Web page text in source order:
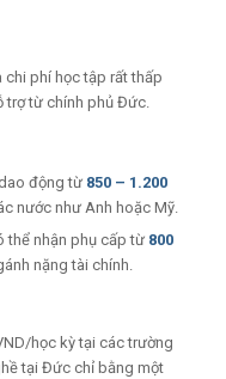
chi phí học tập rất thấp
trợ từ chính phủ Đức.
động từ 850 – 1.200
nước như Anh hoặc Mỹ.
thể nhận phụ cấp từ 800
nặng tài chính.
học kỳ tại các trường
tại Đức chỉ bằng một